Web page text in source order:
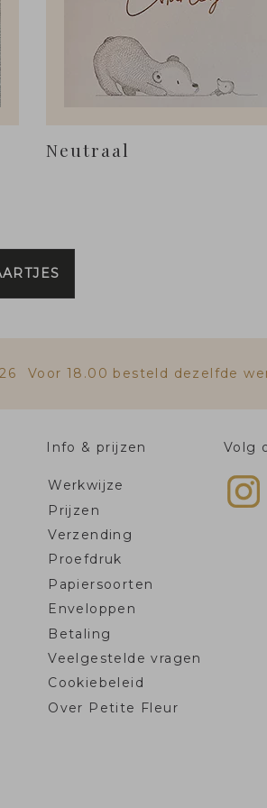
Neutraal
Voor 18.00 besteld dezelfde
Info & prijzen
Werkwijze
Prijzen
Verzending
Proefdruk
Papiersoorten
Enveloppen
Betaling
Veelgestelde vragen
Cookiebeleid
Over Petite Fleur
Volg